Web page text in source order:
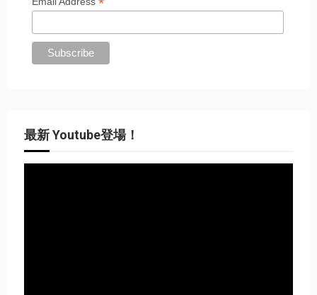
最新 Youtube登場！